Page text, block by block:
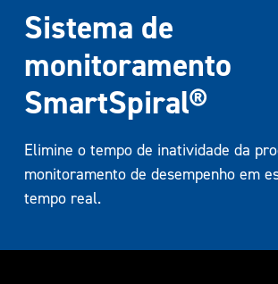
Sistema de
monitoramento
SmartSpiral®
Elimine o tempo de inatividade da
monitoramento de desempenho em
tempo real.